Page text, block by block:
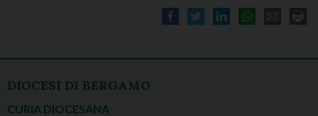
DIOCESI DI BERGAMO
CURIA DIOCESANA